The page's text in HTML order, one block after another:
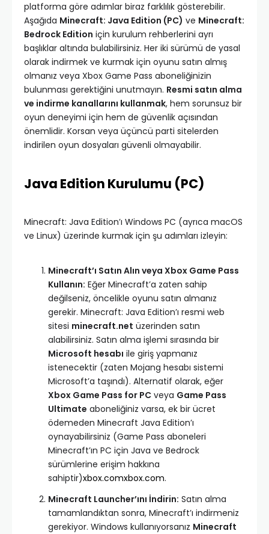
platforma göre adımlar biraz farklılık gösterebilir.
Aşağıda Minecraft: Java Edition (PC) ve Minecraft:
Bedrock Edition için kurulum rehberlerini ayrı
başlıklar altında bulabilirsiniz. Her iki sürümü de yasal
olarak indirmek ve kurmak için oyunu satın almış
olmanız veya Xbox Game Pass aboneliğinizin
bulunması gerektiğini unutmayın. Resmi satın alma
ve indirme kanallarını kullanmak, hem sorunsuz bir
oyun deneyimi için hem de güvenlik açısından
önemlidir. Korsan veya üçüncü parti sitelerden
indirilen oyun dosyaları güvenli olmayabilir.
Java Edition Kurulumu (PC)
Minecraft: Java Edition’ı Windows PC (ayrıca macOS
ve Linux) üzerinde kurmak için şu adımları izleyin:
Minecraft’ı Satın Alın veya Xbox Game Pass
Kullanın: Eğer Minecraft’a zaten sahip
değilseniz, öncelikle oyunu satın almanız
gerekir. Minecraft: Java Edition’ı resmi web
sitesi minecraft.net üzerinden satın
alabilirsiniz. Satın alma işlemi sırasında bir
Microsoft hesabı ile giriş yapmanız
istenecektir (zaten Mojang hesabı sistemi
Microsoft’a taşındı). Alternatif olarak, eğer
Xbox Game Pass for PC veya Game Pass
Ultimate aboneliğiniz varsa, ek bir ücret
ödemeden Minecraft Java Edition’ı
oynayabilirsiniz (Game Pass aboneleri
Minecraft’ın PC için Java ve Bedrock
sürümlerine erişim hakkına
sahiptir)xbox.comxbox.com.
Minecraft Launcher’ını İndirin: Satın alma
tamamlandıktan sonra, Minecraft’ı indirmeniz
gerekiyor. Windows kullanıyorsanız Minecraft